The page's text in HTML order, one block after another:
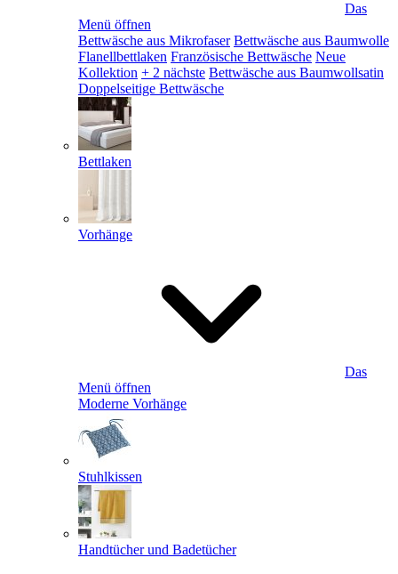
Das
Menü öffnen
Bettwäsche aus Mikrofaser Bettwäsche aus Baumwolle
Flanellbettlaken Französische Bettwäsche Neue
Kollektion + 2 nächste Bettwäsche aus Baumwollsatin
Doppelseitige Bettwäsche
Bettlaken
Vorhänge
Das
Menü öffnen
Moderne Vorhänge
Stuhlkissen
Handtücher und Badetücher